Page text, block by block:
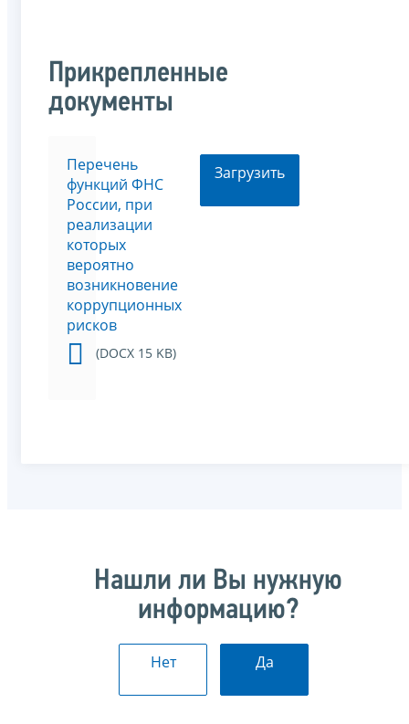
Прикрепленные
документы
Перечень
функций ФНС
России, при
реализации
которых
вероятно
возникновение
коррупционных
рисков
(DOCX 15 KB)
Загрузить
Нашли ли Вы нужную
информацию?
Нет Да